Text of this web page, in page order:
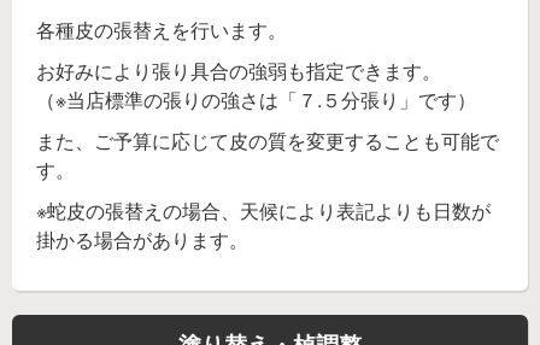
各種皮の張替えを行います。
お好みにより張り具合の強弱も指定できます。
（※当店標準の張りの強さは「７.５分張り」です）
また、ご予算に応じて皮の質を変更することも可能で
す。
※蛇皮の張替えの場合、天候により表記よりも日数が
掛かる場合があります。